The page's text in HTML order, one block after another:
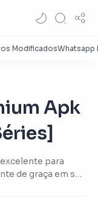
Apk
para
de graça em seu